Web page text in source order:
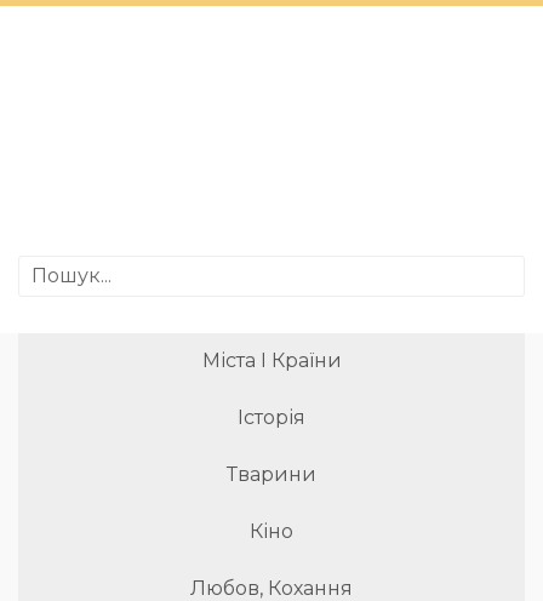
Міста І Країни
Історія
Тварини
Кіно
Любов, Кохання